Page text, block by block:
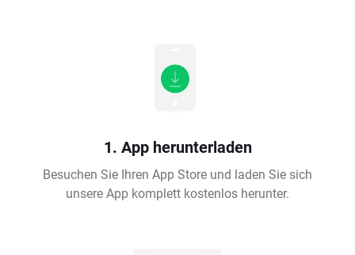
1. App herunterladen
Besuchen Sie Ihren App Store und laden Sie sich
unsere App komplett kostenlos herunter.